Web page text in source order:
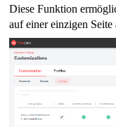
Diese Funktion
auf einer einzigen Seite